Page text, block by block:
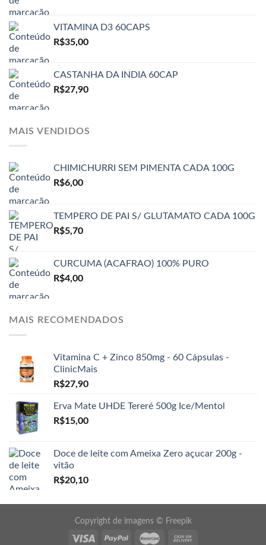
VITAMINA D3 60CAPS
R$35,00
CASTANHA DA INDIA 60CAP
R$27,90
MAIS VENDIDOS
CHIMICHURRI SEM PIMENTA CADA 100G
R$6,00
TEMPERO DE PAI S/ GLUTAMATO CADA 100G
R$5,70
CURCUMA (ACAFRAO) 100% PURO
R$4,00
MAIS RECOMENDADOS
Vitamina C + Zinco 850mg - 60 Cápsulas -
ClinicMais
R$27,90
Erva Mate UHDE Tereré 500g Ice/Mentol
R$15,00
Doce de leite com Ameixa Zero açucar 200g -
vitão
R$20,10
Copyright de imagens © Freepik